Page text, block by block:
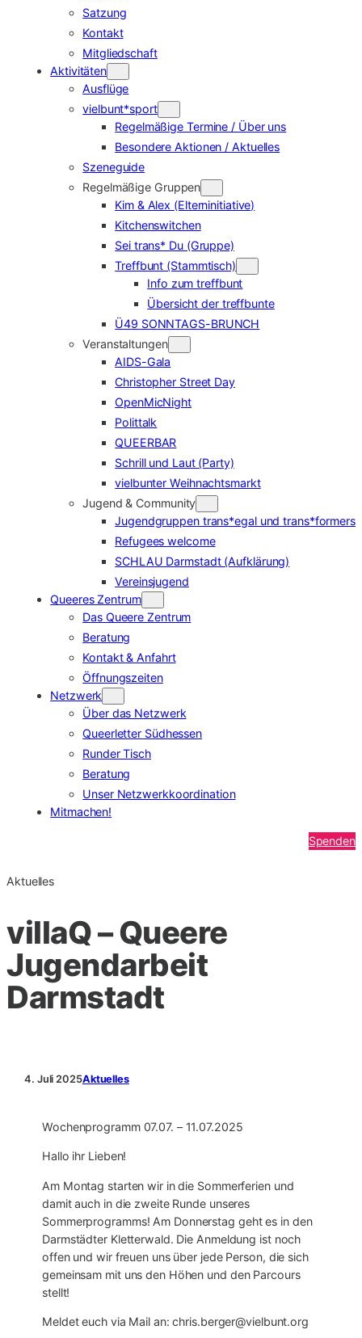
Satzung
Kontakt
Mitgliedschaft
Aktivitäten
Ausflüge
vielbunt*sport
Regelmäßige Termine / Über uns
Besondere Aktionen / Aktuelles
Szeneguide
Regelmäßige Gruppen
Kim & Alex (Elterninitiative)
Kitchenswitchen
Sei trans* Du (Gruppe)
Treffbunt (Stammtisch)
Info zum treffbunt
Übersicht der treffbunte
Ü49 SONNTAGS-BRUNCH
Veranstaltungen
AIDS-Gala
Christopher Street Day
OpenMicNight
Polittalk
QUEERBAR
Schrill und Laut (Party)
vielbunter Weihnachtsmarkt
Jugend & Community
Jugendgruppen trans*egal und trans*formers
Refugees welcome
SCHLAU Darmstadt (Aufklärung)
Vereinsjugend
Queeres Zentrum
Das Queere Zentrum
Beratung
Kontakt & Anfahrt
Öffnungszeiten
Netzwerk
Über das Netzwerk
Queerletter Südhessen
Runder Tisch
Beratung
Unser Netzwerkkoordination
Mitmachen!
Spenden
Aktuelles
villaQ – Queere
Jugendarbeit
Darmstadt
4. Juli 2025Aktuelles
Wochenprogramm 07.07. – 11.07.2025
Hallo ihr Lieben!
Am Montag starten wir in die Sommerferien und
damit auch in die zweite Runde unseres
Sommerprogramms! Am Donnerstag geht es in den
Darmstädter Kletterwald. Die Anmeldung ist noch
offen und wir freuen uns über jede Person, die sich
gemeinsam mit uns den Höhen und den Parcours
stellt!
Meldet euch via Mail an: chris.berger@vielbunt.org